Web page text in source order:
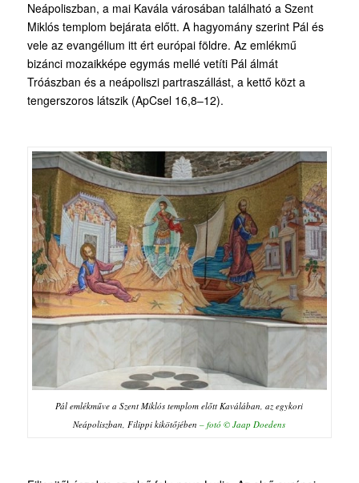
Neápoliszban, a mai Kavála városában található a Szent
Miklós templom bejárata előtt. A hagyomány szerint Pál és
vele az evangélium itt ért európai földre. Az emlékmű
bizánci mozaikképe egymás mellé vetíti Pál álmát
Tróászban és a neápoliszi partraszállást, a kettő közt a
tengerszoros látszik (ApCsel 16,8–12).
Pál emlékműve a Szent Miklós templom előtt Kaválában, az egykori
Neápoliszban, Filippi kikötőjében– fotó © Jaap Doedens